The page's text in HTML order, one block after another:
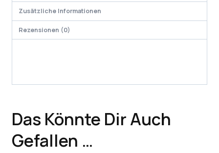
Zusätzliche Informationen
Rezensionen (0)
Das Könnte Dir Auch
Gefallen …